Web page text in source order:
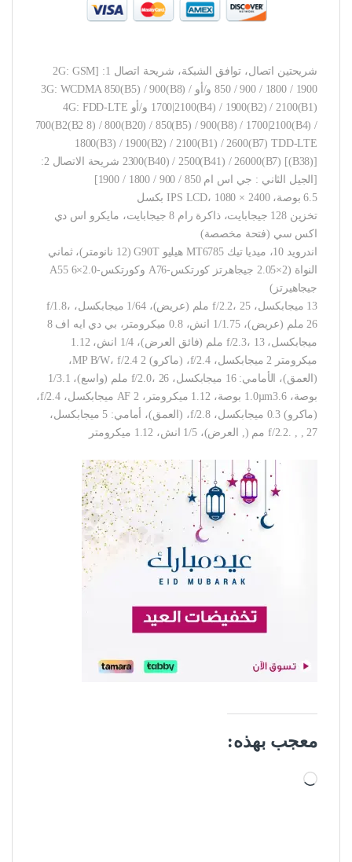
شريحتين اتصال، توافق الشبكة، شريحة اتصال 1: [2G: GSM
850 / 900 / 1800 / 1900 و/أو 3G: WCDMA 850(B5) / 900(B8) /
1700|2100(B4) / 1900(B2) / 2100(B1) و/أو 4G: FDD-LTE
700(B2(B2 8) / 800(B20) / 850(B5) / 900(B8) / 1700|2100(B4) /
1800(B3) / 1900(B2) / 2100(B1) / 2600(B7) TDD-LTE
2300(B40) / 2500(B41) / 26000(B7) [(B38)] شريحة الاتصال 2:
[الجيل الثاني : جي اس ام 850 / 900 / 1800 / 1900]
6.5 بوصة، IPS LCD، 1080 × 2400 بكسل
تخزين 128 جيجابايت، ذاكرة رام 8 جيجابايت، مايكرو اس دي
اكس سي (فتحة مخصصة)
اندرويد 10، ميديا تيك MT6785 هيليو G90T (12 نانومتر)، ثماني
النواة (2×2.05 جيجاهرتز كورتكس-A76 وكورتكس-A55 6×2.0
جيجاهيرتز)
13 ميجابكسل، f/2.2، 25 ملم (عريض)، 1/64 ميجابكسل، f/1.8،
26 ملم (عريض)، 1/1.75 انش، 0.8 ميكرومتر، بي دي ايه اف 8
ميجابكسل، f/2.3، 13 ملم (فائق العرض)، 1/4 انش، 1.12
ميكرومتر 2 ميجابكسل، f/2.4، (ماكرو) 2 MP B/W، f/2.4،
(العمق)، الأمامي: 16 ميجابكسل، f/2.0، 26 ملم (واسع)، 1/3.1
بوصة، 1.0µm3.6 بوصة، 1.12 ميكرومتر، AF 2 ميجابكسل، f/2.4،
(ماكرو) 0.3 ميجابكسل، f/2.8، (العمق)، أمامي: 5 ميجابكسل،
f/2.2. , , 27 مم (, العرض)، 1/5 انش، 1.12 ميكرومتر
معجب بهذه:
جاري التحميل…